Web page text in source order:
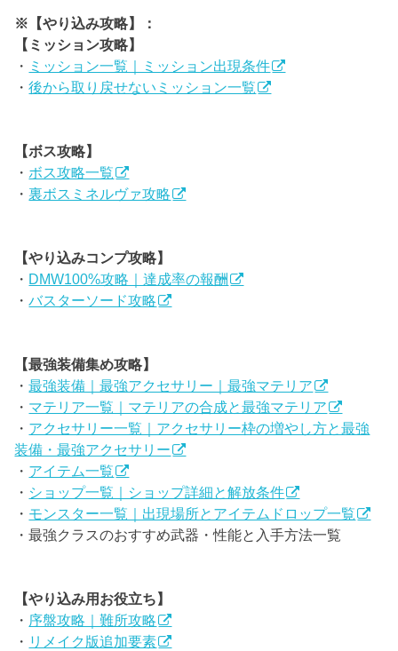
※【やり込み攻略】：
【ミッション攻略】
・ ミッション一覧｜ミッション出現条件
・後から取り戻せないミッション一覧
【ボス攻略】
・ ボス攻略一覧
・裏ボスミネルヴァ攻略
【やり込みコンプ攻略】
・ DMW100%攻略｜達成率の報酬
・バスターソード攻略
【最強装備集め攻略】
・最強装備｜最強アクセサリー｜最強マテリア
・ マテリア一覧｜マテリアの合成と最強マテリア
・ アクセサリー一覧｜アクセサリー枠の増やし方と最強
装備・最強アクセサリー
・ アイテム一覧
・ ショップ一覧｜ショップ詳細と解放条件
・ モンスター一覧｜出現場所とアイテムドロップ一覧
・最強クラスのおすすめ武器・性能と入手方法一覧
【やり込み用お役立ち】
・ 序盤攻略｜難所攻略
・ リメイク版追加要素